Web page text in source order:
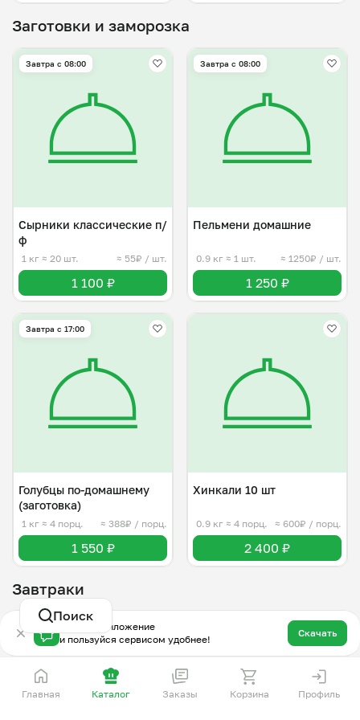
Поиск
Заготовки и заморозка
Завтра c 08:00
Сырники классические п/
ф
1 кг ≈ 20 шт. ≈ 55₽ / шт.
1 100 ₽
Завтра c 08:00
Пельмени домашние
0.9 кг ≈ 1 шт. ≈ 1250₽ / шт.
1 250 ₽
Завтра c 17:00
Голубцы по-домашнему
(заготовка)
1 кг ≈ 4 порц. ≈ 388₽ / порц.
1 550 ₽
Хинкали 10 шт
0.9 кг ≈ 4 порц. ≈ 600₽ / порц.
2 400 ₽
Завтраки
Скачай приложение
и пользуйся сервисом удобнее!
Скачать
Главная Каталог Заказы Корзина Профиль